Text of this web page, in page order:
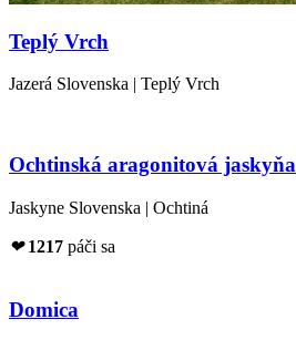
Teplý Vrch
Jazerá Slovenska | Teplý Vrch
Ochtinská aragonitová jaskyňa
Jaskyne Slovenska | Ochtiná
❤ 1217 páči sa
Domica